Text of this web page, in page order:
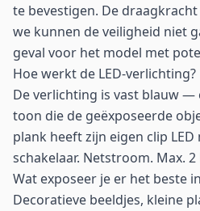
te bevestigen. De
we kunnen de veiligheid niet
geval voor het model met
Hoe werkt de LED-verlichting?
De verlichting is vast blauw —
toon die de geëxposeerde
plank heeft zijn eigen clip
schakelaar. Netstroom. Max.
Wat exposeer je er het beste
Decoratieve beeldjes, kleine